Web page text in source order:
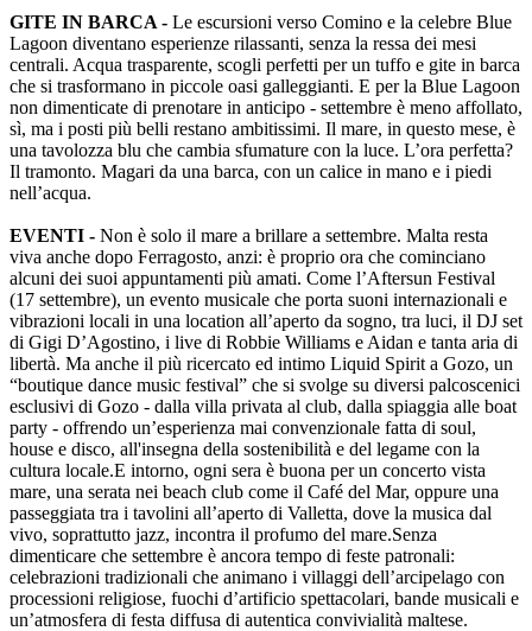
GITE IN BARCA - Le escursioni verso Comino e la celebre Blue
Lagoon diventano esperienze rilassanti, senza la ressa dei mesi
centrali. Acqua trasparente, scogli perfetti per un tuffo e gite in barca
che si trasformano in piccole oasi galleggianti. E per la Blue Lagoon
non dimenticate di prenotare in anticipo - settembre è meno affollato,
sì, ma i posti più belli restano ambitissimi. Il mare, in questo mese, è
una tavolozza blu che cambia sfumature con la luce. L’ora perfetta?
Il tramonto. Magari da una barca, con un calice in mano e i piedi
nell’acqua.
EVENTI - Non è solo il mare a brillare a settembre. Malta resta
viva anche dopo Ferragosto, anzi: è proprio ora che cominciano
alcuni dei suoi appuntamenti più amati. Come l’Aftersun Festival
(17 settembre), un evento musicale che porta suoni internazionali e
vibrazioni locali in una location all’aperto da sogno, tra luci, il DJ set
di Gigi D’Agostino, i live di Robbie Williams e Aidan e tanta aria di
libertà. Ma anche il più ricercato ed intimo Liquid Spirit a Gozo, un
“boutique dance music festival” che si svolge su diversi palcoscenici
esclusivi di Gozo - dalla villa privata al club, dalla spiaggia alle boat
party - offrendo un’esperienza mai convenzionale fatta di soul,
house e disco, all'insegna della sostenibilità e del legame con la
cultura locale.E intorno, ogni sera è buona per un concerto vista
mare, una serata nei beach club come il Café del Mar, oppure una
passeggiata tra i tavolini all’aperto di Valletta, dove la musica dal
vivo, soprattutto jazz, incontra il profumo del mare.Senza
dimenticare che settembre è ancora tempo di feste patronali:
celebrazioni tradizionali che animano i villaggi dell’arcipelago con
processioni religiose, fuochi d’artificio spettacolari, bande musicali e
un’atmosfera di festa diffusa di autentica convivialità maltese.